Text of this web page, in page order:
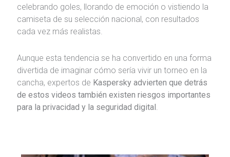
celebrando goles, llorando de emoción o vistiendo la
camiseta de su selección nacional, con resultados
cada vez más realistas.
Aunque esta tendencia se ha convertido en una forma
divertida de imaginar cómo sería vivir un torneo en la
cancha, expertos de Kaspersky advierten que detrás
de estos videos también existen riesgos importantes
para la privacidad y la seguridad digital.